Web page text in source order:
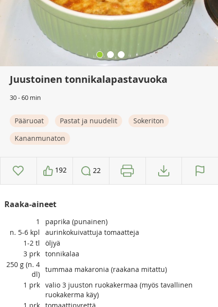
Juustoinen tonnikalapastavuoka
30 - 60 min
Pääruoat Pastat ja nuudelit
Sokeriton
Kananmunaton
192 22
Raaka-aineet
1
paprika (punainen)
n. 5-6 kpl
aurinkokuivattuja tomaatteja
1-2 tl
öljyä
3 prk tonnikalaa
250 g (n. 4
dl)
tummaa makaronia (raakana mitattu)
1 prk valio 3 juuston ruokakermaa (myös tavallinen
ruokakerma käy)
1 prk tomaattipyrettä